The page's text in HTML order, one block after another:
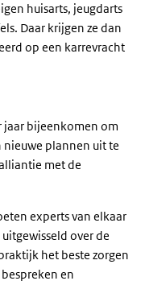
huisarts, jeugdarts
Daar krijgen ze dan
op een karrevracht
jaar bijeenkomen om
nieuwe plannen uit te
met de
experts van elkaar
over de
het beste zorgen
en